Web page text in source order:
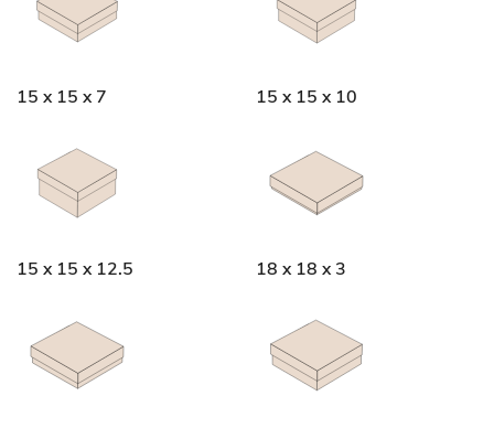
15 x 15 x 7 15 x 15 x 10
15 x 15 x 12.5 18 x 18 x 3